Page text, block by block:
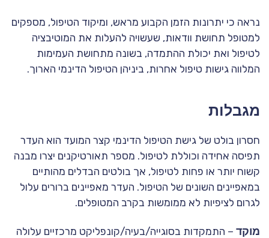
נראה כי יתרונות הזמן הקבוע מראש, ומיקוד הטיפול, מספקים
למטופל תחושת וודאות, שעשויה להעלות את המוטיבציה
לטיפול ואת יכולת ההתמדה, בשונה מתחושת העמימות
המלווה גישות טיפול אחרות, ביניהן הטיפול הדינמי הארוך.
מגבלות
חסרון בולט של גישת הטיפול הדינמי קצר המועד הוא העדר
תפיסה אחידה וכוללת לטיפול. מספר תאורטיקנים יצרו מבנה
קשוח יותר או פחות לטיפול, אך בולטים הבדלים מהותיים
במאפיינים השונים של הטיפול. העדר מאפיינים ברורים עלול
לגרום לציפיות לא ממומשות בקרב המטופלים.
מוקד – התמקדות בסוגייה/בעיה/קונפליקט מרכזיים עלולה